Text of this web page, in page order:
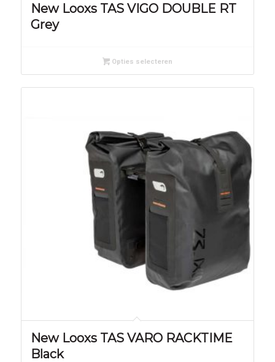
New Looxs TAS VIGO DOUBLE RT
Grey
Opties selecteren
New Looxs TAS VARO RACKTIME
Black